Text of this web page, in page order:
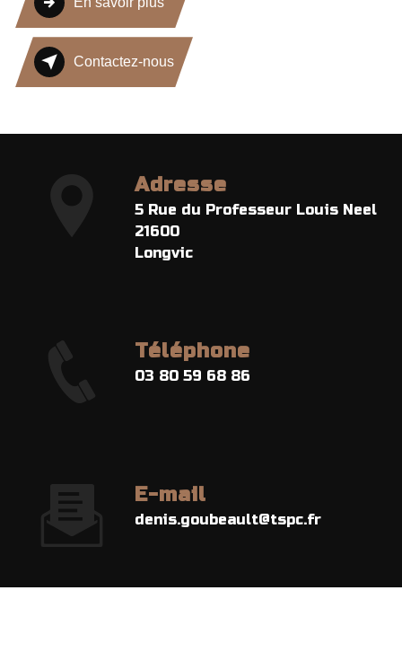
Contactez-nous
Adresse
5 Rue du Professeur Louis Neel
21600
Longvic
Téléphone
03 80 59 68 86
E-mail
denis.goubeault@tspc.fr